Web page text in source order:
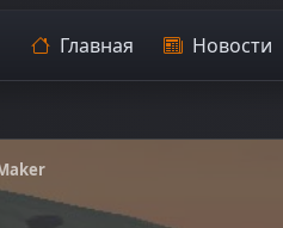
Главная Новости